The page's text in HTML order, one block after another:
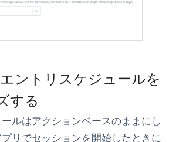
ントリスケジュールを
する
ルはアクションベースのままにし
リでセッションを開始したときに